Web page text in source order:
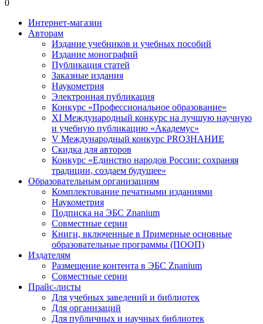
0
Интернет-магазин
Авторам
Издание учебников и учебных пособий
Издание монографий
Публикация статей
Заказные издания
Наукометрия
Электронная публикация
Конкурс «Профессиональное образование»
XI Международный конкурс на лучшую научную
и учебную публикацию «Академус»
V Международный конкурс PROЗНАНИЕ
Скидка для авторов
Конкурс «Единство народов России: сохраняя
традиции, создаем будущее»
Образовательным организациям
Комплектование печатными изданиями
Наукометрия
Подписка на ЭБС Znanium
Совместные серии
Книги, включенные в Примерные основные
образовательные программы (ПООП)
Издателям
Размещение контента в ЭБС Znanium
Совместные серии
Прайс-листы
Для учебных заведений и библиотек
Для организаций
Для публичных и научных библиотек